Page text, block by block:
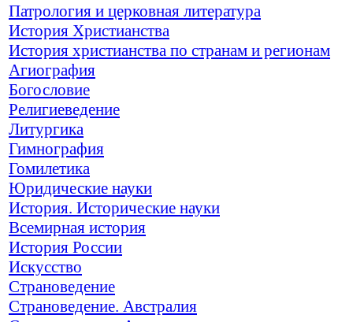
Патрология и церковная литература
История Христианства
История христианства по странам и регионам
Агиография
Богословие
Религиеведение
Литургика
Гимнография
Гомилетика
Юридические науки
История. Исторические науки
Всемирная история
История России
Искусство
Страноведение
Страноведение. Австралия